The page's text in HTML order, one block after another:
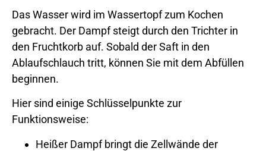
Das Wasser wird im Wassertopf zum Kochen
gebracht. Der Dampf steigt durch den Trichter in
den Fruchtkorb auf. Sobald der Saft in den
Ablaufschlauch tritt, können Sie mit dem Abfüllen
beginnen.
Hier sind einige Schlüsselpunkte zur
Funktionsweise:
Heißer Dampf bringt die Zellwände der